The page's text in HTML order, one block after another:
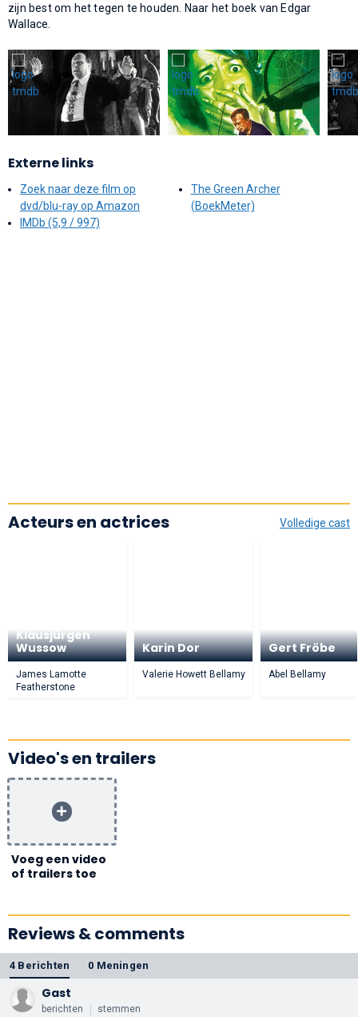
zijn best om het tegen te houden. Naar het boek van Edgar
Wallace.
Externe links
Zoek naar deze film op
dvd/blu-ray op Amazon
IMDb (5,9 / 997)
The Green Archer
(BoekMeter)
Volledige cast
Acteurs en actrices
Klausjürgen
Wussow
James Lamotte
Featherstone
Karin Dor
Valerie Howett Bellamy
Gert Fröbe
Abel Bellamy
Video's en trailers
Voeg een video
of trailers toe
Reviews & comments
4 Berichten 0 Meningen
Gast
berichten stemmen